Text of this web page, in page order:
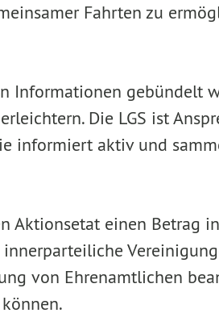
Fahrten zu
Informationen gebündelt
Die LGS ist
informiert aktiv und
Aktionsetat einen Betrag
von Ehrenamtlichen